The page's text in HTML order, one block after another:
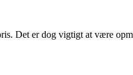
Det er dog vigtigt at være